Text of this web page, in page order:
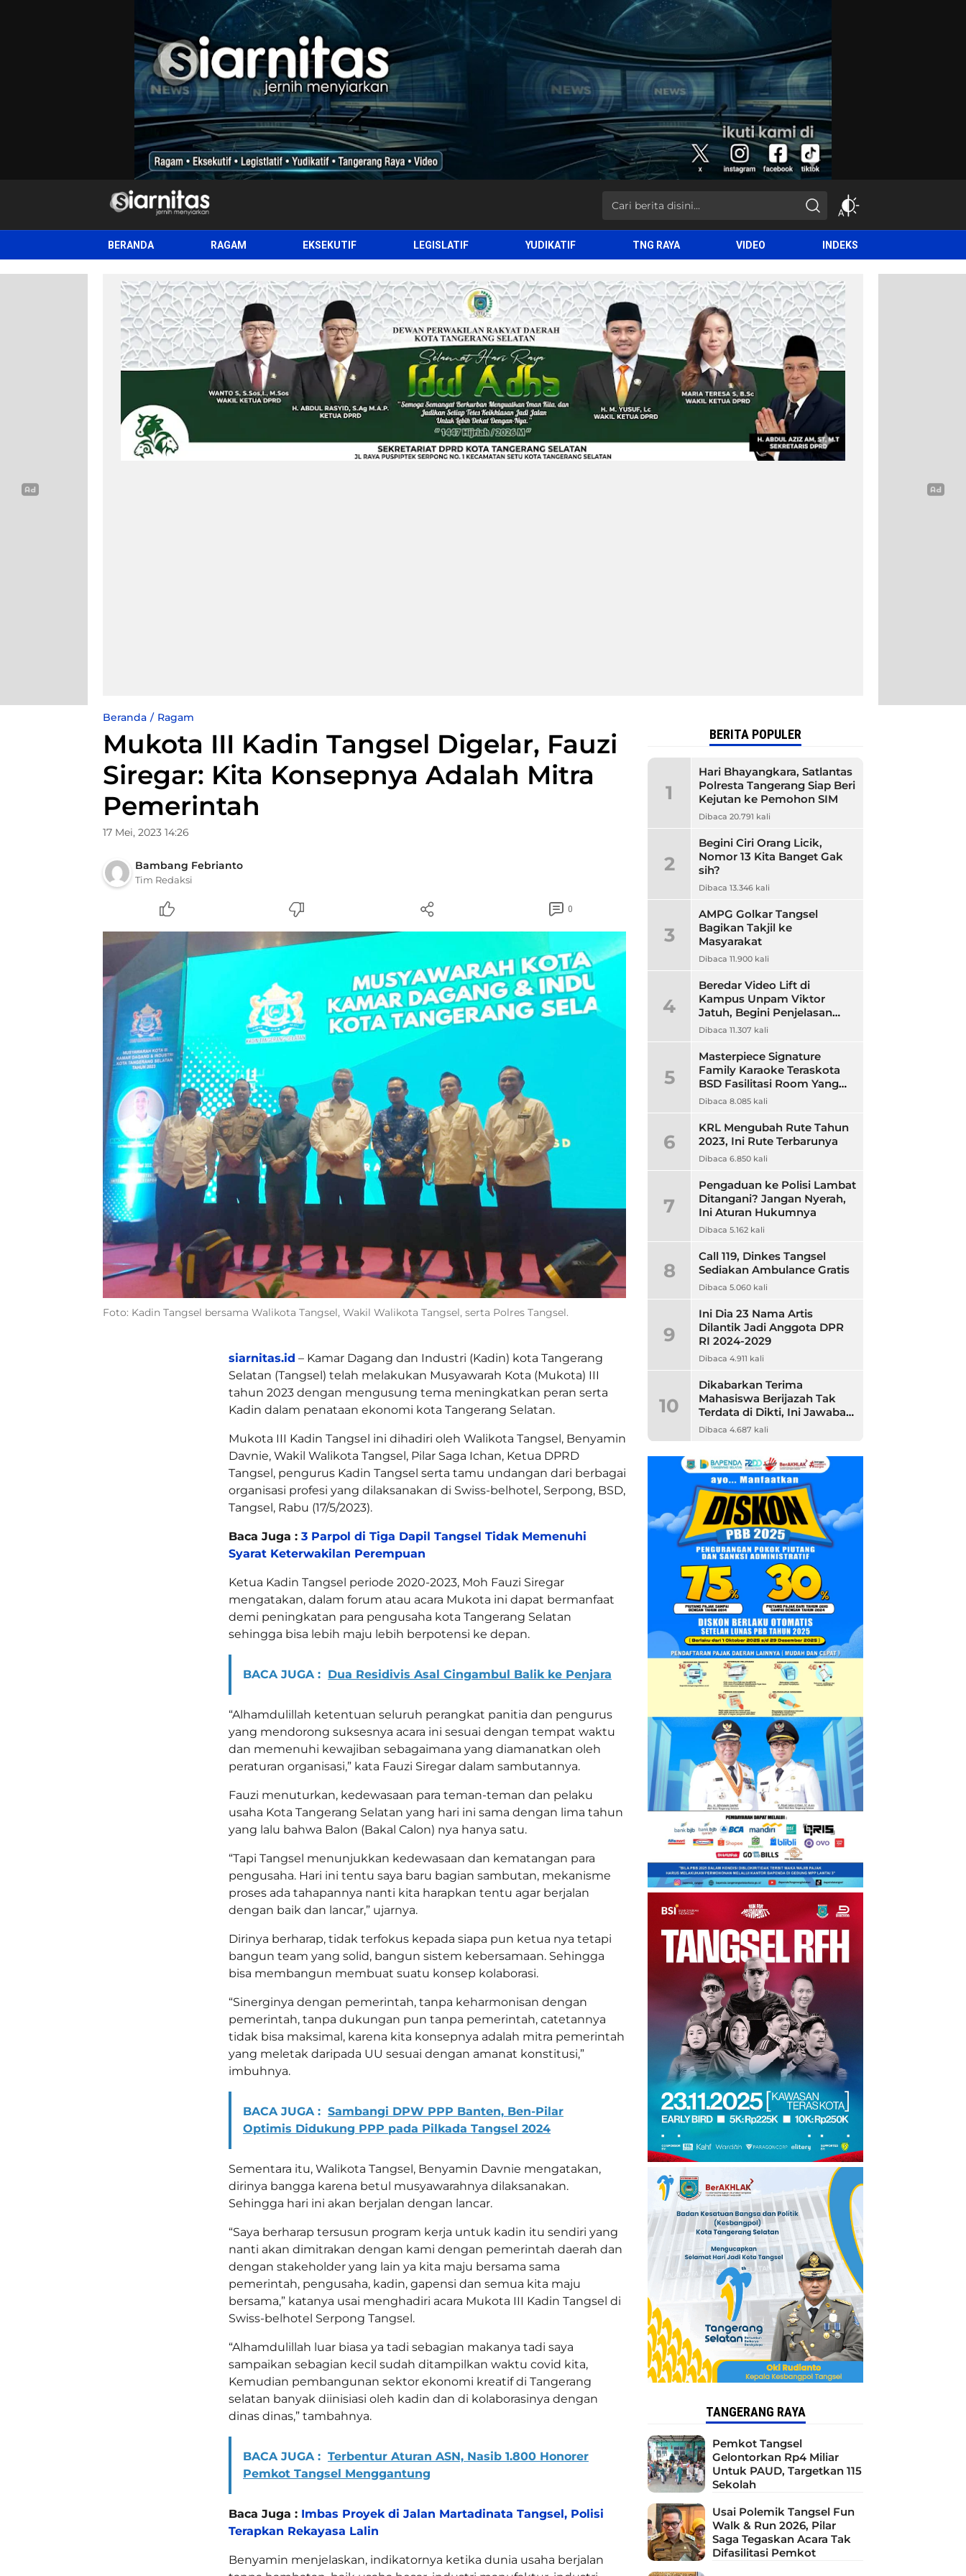
siarnitas
Jernih Menyiarkan
BERANDA RAGAM EKSEKUTIF LEGISLATIF YUDIKATIF TNG RAYA VIDEO INDEKS
Beranda Ragam
Mukota III Kadin Tangsel Digelar, Fauzi
Siregar: Kita Konsepnya Adalah Mitra
Pemerintah
17 Mei, 2023 14:26
Bambang Febrianto
Tim Redaksi
0
Foto: Kadin Tangsel bersama Walikota Tangsel, Wakil Walikota Tangsel, serta Polres Tangsel.
siarnitas.id – Kamar Dagang dan Industri (Kadin) kota Tangerang
Selatan (Tangsel) telah melakukan Musyawarah Kota (Mukota) III
tahun 2023 dengan mengusung tema meningkatkan peran serta
Kadin dalam penataan ekonomi kota Tangerang Selatan.
Mukota III Kadin Tangsel ini dihadiri oleh Walikota Tangsel, Benyamin
Davnie, Wakil Walikota Tangsel, Pilar Saga Ichan, Ketua DPRD
Tangsel, pengurus Kadin Tangsel serta tamu undangan dari berbagai
organisasi profesi yang dilaksanakan di Swiss-belhotel, Serpong, BSD,
Tangsel, Rabu (17/5/2023).
Baca Juga : 3 Parpol di Tiga Dapil Tangsel Tidak Memenuhi
Syarat Keterwakilan Perempuan
Ketua Kadin Tangsel periode 2020-2023, Moh Fauzi Siregar
mengatakan, dalam forum atau acara Mukota ini dapat bermanfaat
demi peningkatan para pengusaha kota Tangerang Selatan
sehingga bisa lebih maju lebih berpotensi ke depan.
BACA JUGA : Dua Residivis Asal Cingambul Balik ke Penjara
“Alhamdulillah ketentuan seluruh perangkat panitia dan pengurus
yang mendorong suksesnya acara ini sesuai dengan tempat waktu
dan memenuhi kewajiban sebagaimana yang diamanatkan oleh
peraturan organisasi,” kata Fauzi Siregar dalam sambutannya.
Fauzi menuturkan, kedewasaan para teman-teman dan pelaku
usaha Kota Tangerang Selatan yang hari ini sama dengan lima tahun
yang lalu bahwa Balon (Bakal Calon) nya hanya satu.
“Tapi Tangsel menunjukkan kedewasaan dan kematangan para
pengusaha. Hari ini tentu saya baru bagian sambutan, mekanisme
proses ada tahapannya nanti kita harapkan tentu agar berjalan
dengan baik dan lancar,” ujarnya.
Dirinya berharap, tidak terfokus kepada siapa pun ketua nya tetapi
bangun team yang solid, bangun sistem kebersamaan. Sehingga
bisa membangun membuat suatu konsep kolaborasi.
“Sinerginya dengan pemerintah, tanpa keharmonisan dengan
pemerintah, tanpa dukungan pun tanpa pemerintah, catetannya
tidak bisa maksimal, karena kita konsepnya adalah mitra pemerintah
yang meletak daripada UU sesuai dengan amanat konstitusi,”
imbuhnya.
BACA JUGA : Sambangi DPW PPP Banten, Ben-Pilar
Optimis Didukung PPP pada Pilkada Tangsel 2024
Sementara itu, Walikota Tangsel, Benyamin Davnie mengatakan,
dirinya bangga karena betul musyawarahnya dilaksanakan.
Sehingga hari ini akan berjalan dengan lancar.
“Saya berharap tersusun program kerja untuk kadin itu sendiri yang
nanti akan dimitrakan dengan kami dengan pemerintah daerah dan
dengan stakeholder yang lain ya kita maju bersama sama
pemerintah, pengusaha, kadin, gapensi dan semua kita maju
bersama,” katanya usai menghadiri acara Mukota III Kadin Tangsel di
Swiss-belhotel Serpong Tangsel.
“Alhamdulillah luar biasa ya tadi sebagian makanya tadi saya
sampaikan sebagian kecil sudah ditampilkan waktu covid kita,
Kemudian pembangunan sektor ekonomi kreatif di Tangerang
selatan banyak diinisiasi oleh kadin dan di kolaborasinya dengan
dinas dinas,” tambahnya.
BACA JUGA : Terbentur Aturan ASN, Nasib 1.800 Honorer
Pemkot Tangsel Menggantung
Baca Juga : Imbas Proyek di Jalan Martadinata Tangsel, Polisi
Terapkan Rekayasa Lalin
Benyamin menjelaskan, indikatornya ketika dunia usaha berjalan
BERITA POPULER
1
Hari Bhayangkara, Satlantas
Polresta Tangerang Siap Beri
Kejutan ke Pemohon SIM
Dibaca 20.791 kali
2
Begini Ciri Orang Licik,
Nomor 13 Kita Banget Gak
sih?
Dibaca 13.346 kali
3
AMPG Golkar Tangsel
Bagikan Takjil ke
Masyarakat
Dibaca 11.900 kali
4
Beredar Video Lift di
Kampus Unpam Viktor
Jatuh, Begini Penjelasan
Rektor Unpam
Dibaca 11.307 kali
5
Masterpiece Signature
Family Karaoke Teraskota
BSD Fasilitasi Room Yang
Nyaman dan Harga
Dibaca 8.085 kali
6
KRL Mengubah Rute Tahun
2023, Ini Rute Terbarunya
Dibaca 6.850 kali
7
Pengaduan ke Polisi Lambat
Ditangani? Jangan Nyerah,
Ini Aturan Hukumnya
Dibaca 5.162 kali
8
Call 119, Dinkes Tangsel
Sediakan Ambulance Gratis
Dibaca 5.060 kali
9
Ini Dia 23 Nama Artis
Dilantik Jadi Anggota DPR
RI 2024-2029
Dibaca 4.911 kali
10
Dikabarkan Terima
Mahasiswa Berijazah Tak
Terdata di Dikti, Ini Jawaban
Unpam
Dibaca 4.687 kali
TANGERANG RAYA
Pemkot Tangsel
Gelontorkan Rp4 Miliar
Untuk PAUD, Targetkan 115
Sekolah
Usai Polemik Tangsel Fun
Walk & Run 2026, Pilar
Saga Tegaskan Acara Tak
Difasilitasi Pemkot